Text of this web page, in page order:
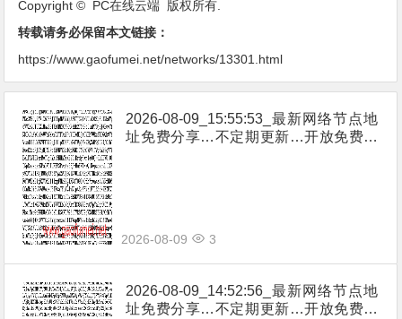
Copyright © PC在线云端 版权所有.
转载请务必保留本文链接：
https://www.gaofumei.net/networks/13301.html
2026-08-09_15:55:53_最新网络节点地
址免费分享…不定期更新…开放免费分
2026-08-09 3
2026-08-09_14:52:56_最新网络节点地
址免费分享…不定期更新…开放免费分